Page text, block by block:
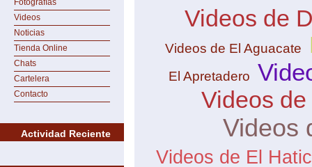
Fotografías
Videos
Noticias
Tienda Online
Chats
Cartelera
Contacto
Actividad Reciente
Videos de
Videos de El Aguacate
El Apretadero
Videos
Videos
Videos de El